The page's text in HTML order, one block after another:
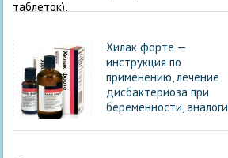
Хилак форте —
инструкция по
применению, лечение
дисбактериоза при
беременности, аналоги